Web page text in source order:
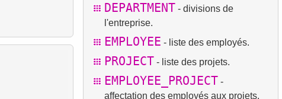
DEPARTMENT - divisions de
l'entreprise.
EMPLOYEE - liste des employés.
PROJECT - liste des projets.
EMPLOYEE_PROJECT -
affectation des employés aux projets.